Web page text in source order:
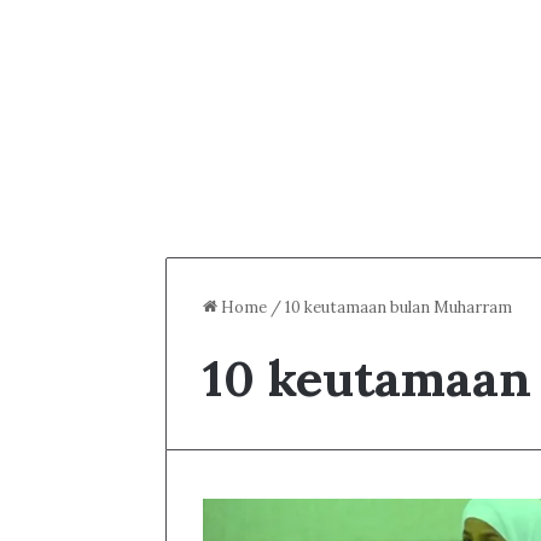
Home /10 keutamaan bulan Muharram
10